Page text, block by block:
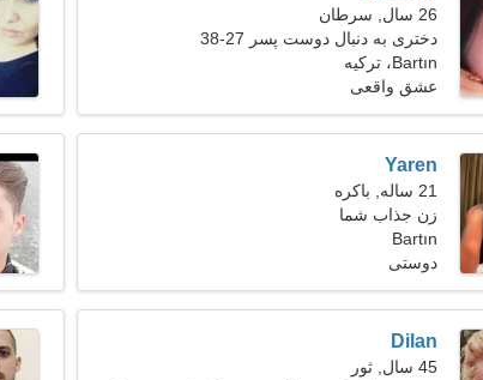
26 سال, سرطان
دختری به دنبال دوست پسر 27-38
Bartın، ترکیه
عشق واقعی
Yaren
21 ساله, باکره
زن جذاب شما
Bartın
دوستی
Dilan
45 سال, ثور